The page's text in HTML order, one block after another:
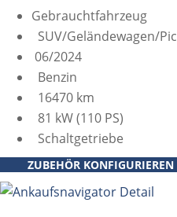
Gebrauchtfahrzeug
SUV/Geländewagen/
06/2024
Benzin
16470 km
81 kW (110 PS)
Schaltgetriebe
ZUBEHÖR KONFIGURIEREN